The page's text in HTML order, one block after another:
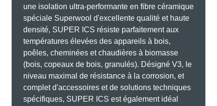
une isolation ultra-performante en fibre céramique
spéciale Superwool d'excellente qualité et haute
densité, SUPER ICS résiste parfaitement aux
températures élevées des appareils à bois,
poêles, cheminées et chaudières à biomasse
(bois, copeaux de bois, granulés). Désigné V3, le
niveau maximal de résistance à la corrosion, et
complet d'accessoires et de solutions techniques
spécifiques, SUPER ICS est également idéal